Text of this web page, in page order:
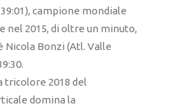
campione mondiale
nel 2015, di oltre un minuto,
Nicola Bonzi (Atl. Valle
2018 del
domina la